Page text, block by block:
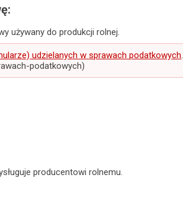
używany do produkcji rolnej.
udzielanych w sprawach podatkowych.
podatkowych)
producentowi rolnemu.